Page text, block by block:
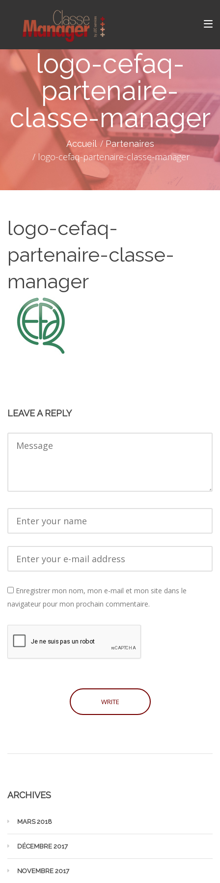
logo-cefaq-
partenaire-
classe-manager
Accueil Partenaires
logo-cefaq-partenaire-classe-manager
logo-cefaq-
partenaire-classe-
manager
LEAVE A REPLY
Enregistrer mon nom, mon e-mail et mon site dans le
navigateur pour mon prochain commentaire.
ARCHIVES
MARS 2018
DÉCEMBRE 2017
NOVEMBRE 2017